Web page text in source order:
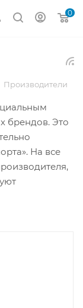
0
Производители
брендов. Это
На все